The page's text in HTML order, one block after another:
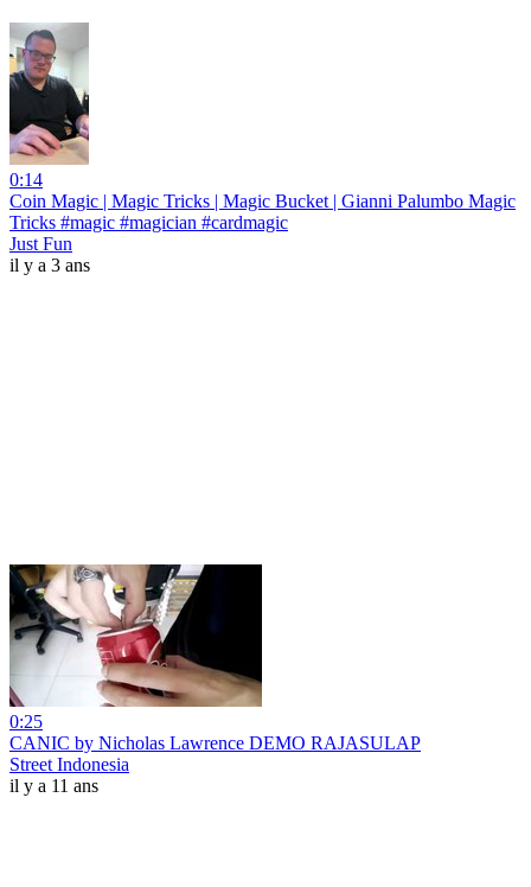
0:14
Coin Magic | Magic Tricks | Magic Bucket | Gianni Palumbo Magic
Tricks #magic #magician #cardmagic
Just Fun
il y a 3 ans
0:25
CANIC by Nicholas Lawrence DEMO RAJASULAP
Street Indonesia
il y a 11 ans